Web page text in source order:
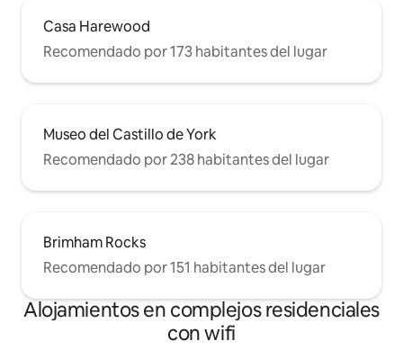
Casa Harewood
Recomendado por 173 habitantes del lugar
Museo del Castillo de York
Recomendado por 238 habitantes del lugar
Brimham Rocks
Recomendado por 151 habitantes del lugar
Alojamientos en complejos residenciales
con wifi